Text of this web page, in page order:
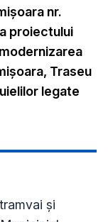
nr.
proiectului
Traseu
legate
şi